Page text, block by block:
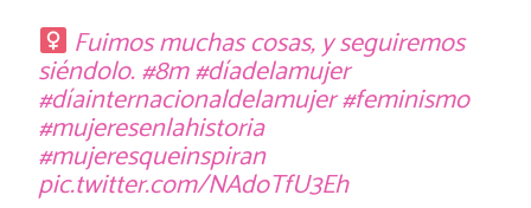
Fuimos muchas cosas, y seguiremos
siéndolo.#8m#díadelamujer
#díainternacionaldelamujer#feminismo
#mujeresenlahistoria
#mujeresqueinspiran
pic.twitter.com/NAdoTfU3Eh